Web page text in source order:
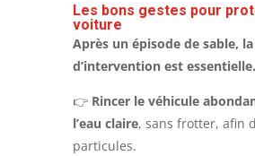
Les bons gestes pour
voiture
Après un épisode de sable,
d’intervention est essentielle.
👉 Rincer le véhicule
l’eau claire, sans frotter, afin
particules.